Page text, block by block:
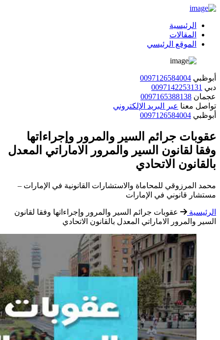
الرئيسية
المقالات
الموقع الرئيسي
أبوظبي 0097126584004
دبي 0097142253131
عجمان 0097165388138
تواصل معنا عبر البريد الإلكتروني
أبوظبي 0097126584004
عقوبات جرائم السير والمرور وإجراءاتها
وفقا لقانون السير والمرور الاماراتي المعدل
بالقانون الاتحادي
محمد المرزوقي للمحاماة والاستشارات القانونية في الإمارات –
مستشار قانوني في الإمارات
الرئيسية
عقوبات جرائم السير والمرور وإجراءاتها وفقا لقانون
السير والمرور الاماراتي المعدل بالقانون الاتحادي